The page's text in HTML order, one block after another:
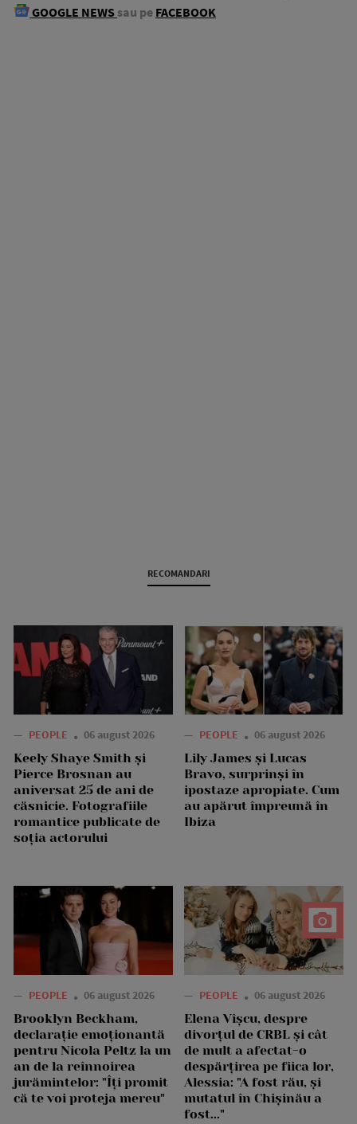
GOOGLE NEWS sau pe FACEBOOK
RECOMANDARI
— PEOPLE 06 august 2026
Keely Shaye Smith și
Pierce Brosnan au
aniversat 25 de ani de
căsnicie. Fotografiile
romantice publicate de
soția actorului
— PEOPLE 06 august 2026
Lily James și Lucas
Bravo, surprinși în
ipostaze apropiate. Cum
au apărut împreună în
Ibiza
— PEOPLE 06 august 2026
Brooklyn Beckham,
declarație emoționantă
pentru Nicola Peltz la un
an de la reînnoirea
jurămintelor: "Îți promit
că te voi proteja mereu"
— PEOPLE 06 august 2026
Elena Vîșcu, despre
divorțul de CRBL și cât
de mult a afectat-o
despărțirea pe fiica lor,
Alessia: "A fost rău, și
mutatul în Chișinău a
fost..."